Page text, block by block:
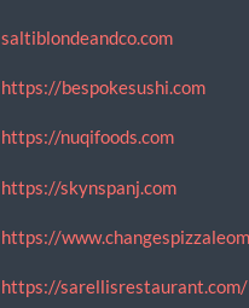
saltiblondeandco.com
https://bespokesushi.com
https://nuqifoods.com
https://skynspanj.com
https://
https://sarellisrestaurant.com/